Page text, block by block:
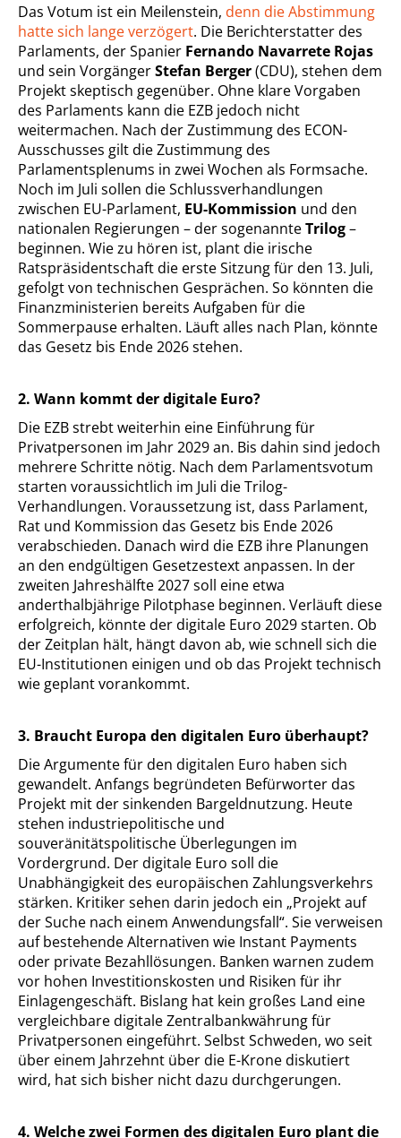
Das Votum ist ein Meilenstein, denn die Abstimmung
hatte sich lange verzögert. Die Berichterstatter des
Parlaments, der Spanier Fernando Navarrete Rojas
und sein VorgängerStefan Berger(CDU), stehen dem
Projekt skeptisch gegenüber. Ohne klare Vorgaben
des Parlaments kann die EZB jedoch nicht
weitermachen. Nach der Zustimmung des ECON-
Ausschusses gilt die Zustimmung des
Parlamentsplenums in zwei Wochen als Formsache.
Noch im Juli sollen die Schlussverhandlungen
zwischen EU-Parlament, EU-Kommission und den
nationalen Regierungen – der sogenannteTrilog–
beginnen. Wie zu hören ist, plant die irische
Ratspräsidentschaft die erste Sitzung für den 13. Juli,
gefolgt von technischen Gesprächen. So könnten die
Finanzministerien bereits Aufgaben für die
Sommerpause erhalten. Läuft alles nach Plan, könnte
das Gesetz bis Ende 2026 stehen.
2. Wann kommt der digitale Euro?
Die EZB strebt weiterhin eine Einführung für
Privatpersonen im Jahr 2029 an. Bis dahin sind jedoch
mehrere Schritte nötig. Nach dem Parlamentsvotum
starten voraussichtlich im Juli die Trilog-
Verhandlungen. Voraussetzung ist, dass Parlament,
Rat und Kommission das Gesetz bis Ende 2026
verabschieden. Danach wird die EZB ihre Planungen
an den endgültigen Gesetzestext anpassen. In der
zweiten Jahreshälfte 2027 soll eine etwa
anderthalbjährige Pilotphase beginnen. Verläuft diese
erfolgreich, könnte der digitale Euro 2029 starten. Ob
der Zeitplan hält, hängt davon ab, wie schnell sich die
EU-Institutionen einigen und ob das Projekt technisch
wie geplant vorankommt.
3. Braucht Europa den digitalen Euro überhaupt?
Die Argumente für den digitalen Euro haben sich
gewandelt. Anfangs begründeten Befürworter das
Projekt mit der sinkenden Bargeldnutzung. Heute
stehen industriepolitische und
souveränitätspolitische Überlegungen im
Vordergrund. Der digitale Euro soll die
Unabhängigkeit des europäischen Zahlungsverkehrs
stärken. Kritiker sehen darin jedoch ein „Projekt auf
der Suche nach einem Anwendungsfall“. Sie verweisen
auf bestehende Alternativen wie Instant Payments
oder private Bezahllösungen. Banken warnen zudem
vor hohen Investitionskosten und Risiken für ihr
Einlagengeschäft. Bislang hat kein großes Land eine
vergleichbare digitale Zentralbankwährung für
Privatpersonen eingeführt. Selbst Schweden, wo seit
über einem Jahrzehnt über die E-Krone diskutiert
wird, hat sich bisher nicht dazu durchgerungen.
4. Welche zwei Formen des digitalen Euro plant die